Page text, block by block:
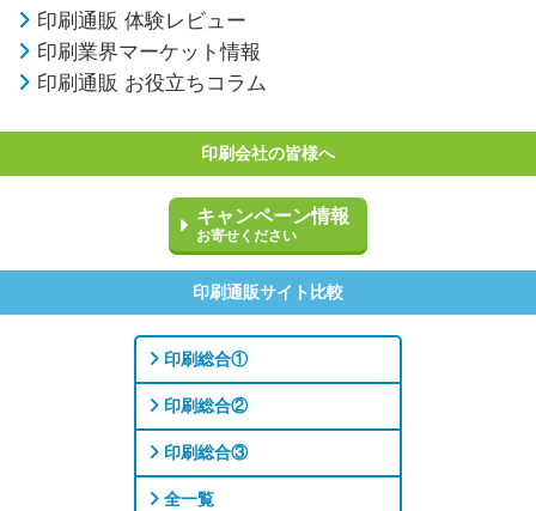
印刷通販 体験レビュー
印刷業界マーケット情報
印刷通販 お役立ちコラム
印刷会社の皆様へ
キャンペーン情報
お寄せください
印刷通販サイト比較
印刷総合①
印刷総合②
印刷総合③
全一覧